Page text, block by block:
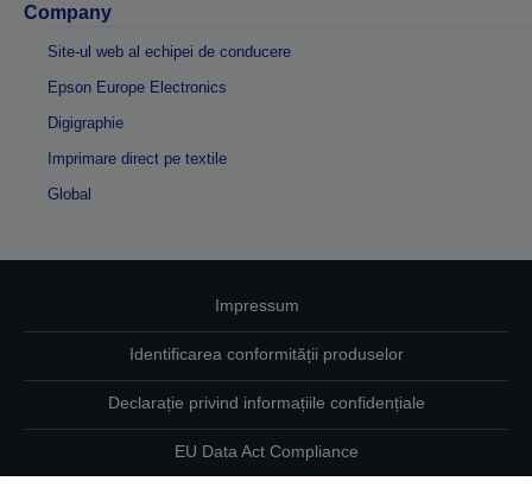
Company
Site-ul web al echipei de conducere
Epson Europe Electronics
Digigraphie
Imprimare direct pe textile
Global
Impressum
Identificarea conformității produselor
Declarație privind informațiile confidențiale
EU Data Act Compliance